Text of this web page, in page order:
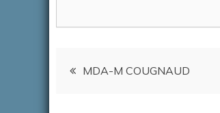
Navigation
MDA-M COUGNAUD